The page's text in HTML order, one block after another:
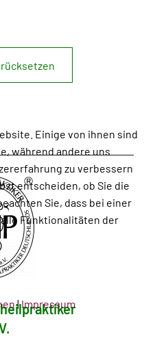
Einige von ihnen sind
während andere uns
zu verbessern
entscheiden, ob Sie die
Sie, dass bei einer
Funktionalitäten der
|Impressum